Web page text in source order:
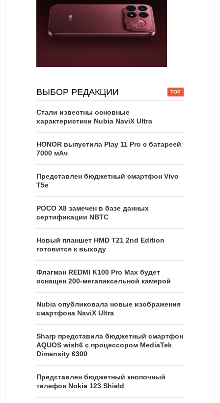
ВЫБОР РЕДАКЦИИ
Стали известны основные
характеристики Nubia NaviX Ultra
HONOR выпустила Play 11 Pro с батареей
7000 мАч
Представлен бюджетный смартфон Vivo
T5e
POCO X8 замечен в базе данных
сертификации NBTC
Новый планшет HMD T21 2nd Edition
готовится к выходу
Флагман REDMI K100 Pro Max будет
оснащен 200-мегапиксельной камерой
Nubia опубликовала новые изображения
смартфона NaviX Ultra
Sharp представила бюджетный смартфон
AQUOS wish6 с процессором MediaTek
Dimensity 6300
Представлен бюджетный кнопочный
телефон Nokia 123 Shield